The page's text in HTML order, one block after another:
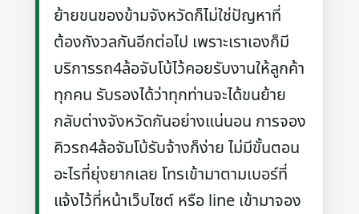
ย้ายขนของข้ามจังหวัดก็ไม่ใช่ปัญหาที่
ต้องกังวลกันอีกต่อไป เพราะเราเองก็มี
บริการรถ4ล้อจับโบ้ไว้คอยรับงานให้ลูกค้า
ทุกคน รับรองได้ว่าทุกท่านจะได้ขนย้าย
กลับต่างจังหวัดกันอย่างแน่นอน การจอง
คิวรถ4ล้อจัมโบ้รับจ้างก็ง่าย ไม่มีขั้นตอน
อะไรที่ยุ่งยากเลย โทรเข้ามาตามเบอร์ที่
แจ้งไว้ที่หน้าเว็บไซต์ หรือ line เข้ามาจอง